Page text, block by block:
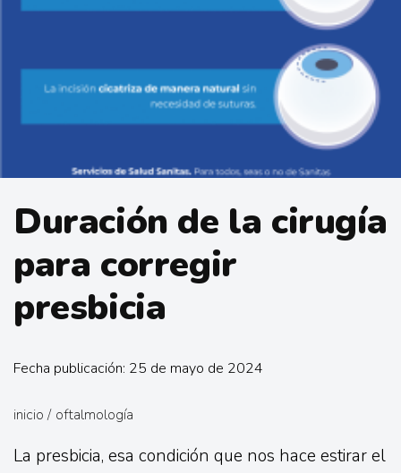
Duración de la cirugía
para corregir
presbicia
Fecha publicación: 25 de mayo de 2024
inicio / oftalmología
La presbicia, esa condición que nos hace estirar el